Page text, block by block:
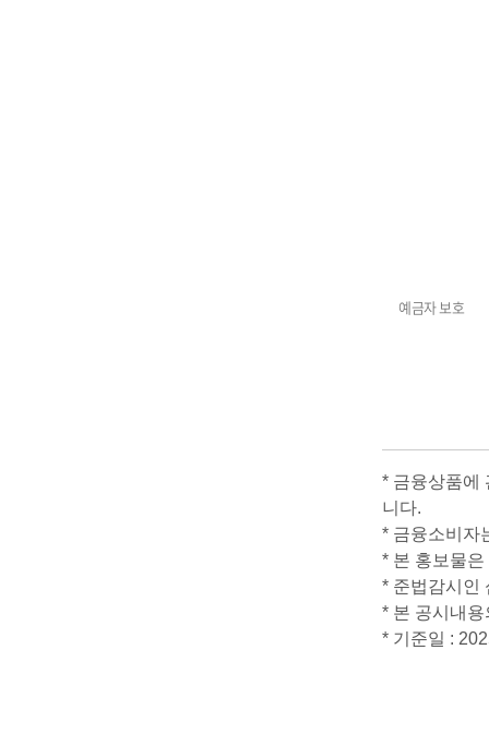
예금자 보호
* 금융상품에
니다.
* 금융소비자
* 본 홍보물
* 준법감시인
* 본 공시내
* 기준일 :